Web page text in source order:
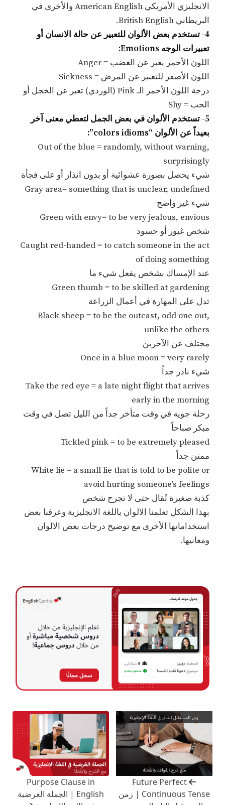
الانجليزي الأمريكي American English والأخرى في
البريطاني British English.
4- تستخدم بعض الألوان للتعبير عن حالة الانسان أو
تعبيرات الوجه Emotions:
اللون الأحمر يعبر عن الغضب = Anger
اللون الأصفر للتعبير عن المرض = Sickness
درجة اللون الأحمر الـ Pink (الوردي) تعبر عن الخجل أو
الحب = Shy
5- تستخدم الألوان في بعض الجمل لتعطي معنى آخر
بعيداً عن الألوان “colors idioms”:
Out of the blue = randomly, without warning,
surprisingly
شيء يحصل بصورة عشوائية أو بدون انذار أو على فجأة
Gray area= something that is unclear, undefined
شيء غير واضح
Green with envy= to be very jealous, envious
شخص غيور أو حسود
Caught red-handed = to catch someone in the act
of doing something
عند الإمساك بشخص يفعل شيء ما
Green thumb = to be skilled at gardening
تدل على المهارة في أعمال الزراعة
Black sheep = to be the outcast, odd one out,
unlike the others
مختلف عن الآخرين
Once in a blue moon = very rarely
شيء نادر جداً
Take the red eye = a late night flight that arrives
early in the morning
رحلة جوية في وقت متأخر جداً من الليل تصل في وقت
مبكر صباحاً
Tickled pink = to be extremely pleased
ممتن جداً
White lie = a small lie that is told to be polite or
avoid hurting someone’s feelings
كذبة صغيرة تُقال حتى لا تجرح شخص
بهذا الشكل تعلمنا الالوان باللغة الانجليزية وعرفنا بعض
استخداماتها الأخرى مع توضيح درجات بعض الالوان
ومعانيها.
Future Perfect
Continuous Tense | زمن
Purpose Clause in
English | الجملة الغرضية